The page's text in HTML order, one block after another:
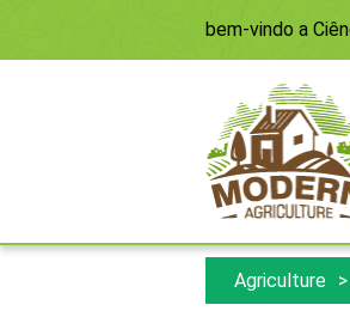
bem-vindo a
Agriculture